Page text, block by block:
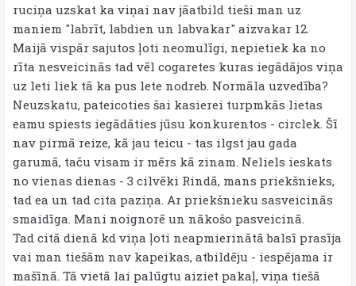
ruciņa uzskat ka viņai nav jāatbild tieši man uz
maniem "labrīt, labdien un labvakar" aizvakar 12.
Maijā vispār sajutos ļoti neomulīgi, nepietiek ka no
rīta nesveicinās tad vēl cogaretes kuras iegādājos viņa
uz leti liek tā ka pus lete nodreb. Normāla uzvedība?
Neuzskatu, pateicoties šai kasierei turpmkās lietas
eamu spiests iegādāties jūsu konkurentos - circlek. Šī
nav pirmā reize, kā jau teicu - tas ilgst jau gada
garumā, taču visam ir mērs kā zinam. Neliels ieskats
no vienas dienas - 3 cilvēki Rindā, mans priekšnieks,
tad ea un tad cita paziņa. Ar priekšnieku sasveicinās
smaidīga. Mani noignorē un nākošo pasveicinā.
Tad citā dienā kd viņa ļoti neapmierinātā balsī prasīja
vai man tiešām nav kapeikas, atbildēju - iespējama ir
mašīnā. Tā vietā lai palūgtu aiziet pakaļ, viņa tiešā